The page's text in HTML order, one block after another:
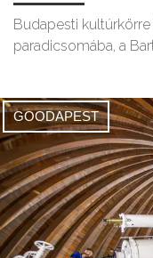
Budapesti
paradicsomába, a
GOODAPEST